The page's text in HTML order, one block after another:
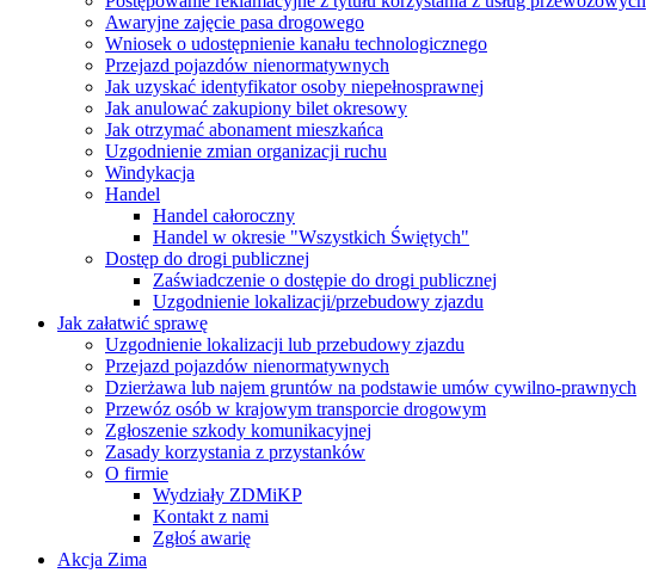
Awaryjne zajęcie pasa drogowego
Wniosek o udostępnienie kanału technologicznego
Przejazd pojazdów nienormatywnych
Jak uzyskać identyfikator osoby niepełnosprawnej
Jak anulować zakupiony bilet okresowy
Jak otrzymać abonament mieszkańca
Uzgodnienie zmian organizacji ruchu
Windykacja
Handel
Handel całoroczny
Handel w okresie "Wszystkich Świętych"
Dostęp do drogi publicznej
Zaświadczenie o dostępie do drogi publicznej
Uzgodnienie lokalizacji/przebudowy zjazdu
Jak załatwić sprawę
Uzgodnienie lokalizacji lub przebudowy zjazdu
Przejazd pojazdów nienormatywnych
Dzierżawa lub najem gruntów na podstawie umów cywilno-prawnych
Przewóz osób w krajowym transporcie drogowym
Zgłoszenie szkody komunikacyjnej
Zasady korzystania z przystanków
O firmie
Wydziały ZDMiKP
Kontakt z nami
Zgłoś awarię
Akcja Zima